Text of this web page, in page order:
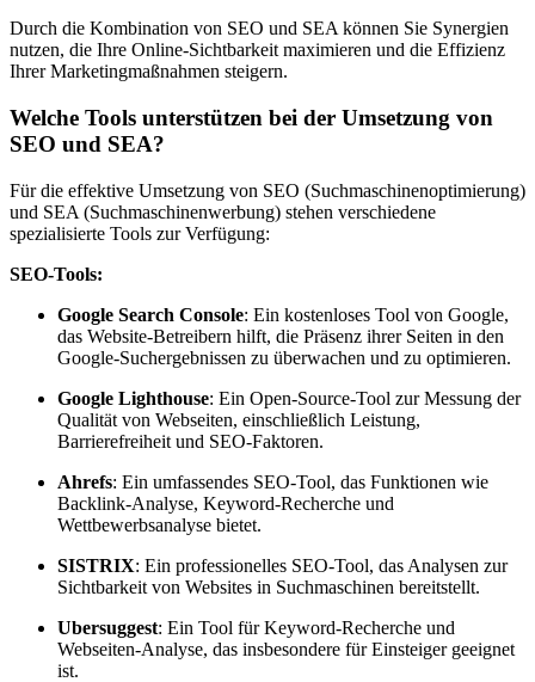
Durch die Kombination von SEO und SEA können Sie Synergien
nutzen, die Ihre Online-Sichtbarkeit maximieren und die Effizienz
Ihrer Marketingmaßnahmen steigern.
Welche Tools unterstützen bei der Umsetzung von
SEO und SEA?
Für die effektive Umsetzung von SEO (Suchmaschinenoptimierung)
und SEA (Suchmaschinenwerbung) stehen verschiedene
spezialisierte Tools zur Verfügung:
SEO-Tools:
Google Search Console: Ein kostenloses Tool von Google,
das Website-Betreibern hilft, die Präsenz ihrer Seiten in den
Google-Suchergebnissen zu überwachen und zu optimieren.
Google Lighthouse: Ein Open-Source-Tool zur Messung der
Qualität von Webseiten, einschließlich Leistung,
Barrierefreiheit und SEO-Faktoren.
Ahrefs: Ein umfassendes SEO-Tool, das Funktionen wie
Backlink-Analyse, Keyword-Recherche und
Wettbewerbsanalyse bietet.
SISTRIX: Ein professionelles SEO-Tool, das Analysen zur
Sichtbarkeit von Websites in Suchmaschinen bereitstellt.
Ubersuggest: Ein Tool für Keyword-Recherche und
Webseiten-Analyse, das insbesondere für Einsteiger geeignet
ist.